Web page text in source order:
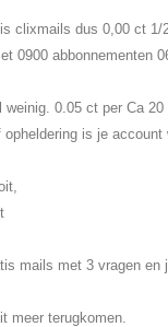
clixmails dus 0,00 ct 1/
0900 abbonnementen
weinig. 0.05 ct per Ca 20
is je account
mails met 3 vragen en
meer terugkomen.